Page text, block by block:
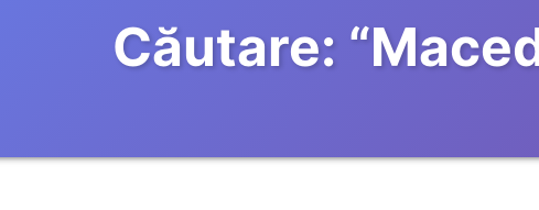
Căutare: “